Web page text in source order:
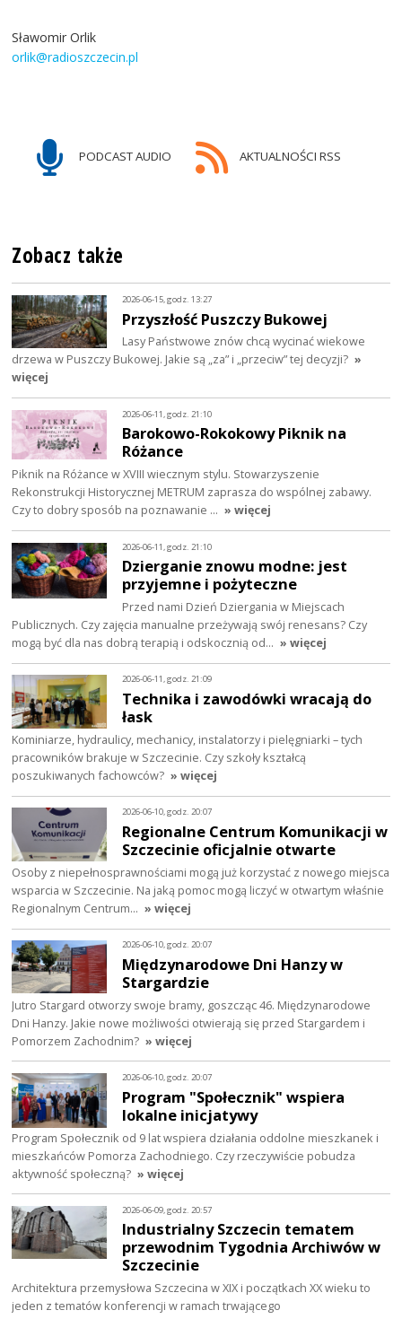
Sławomir Orlik
orlik@radioszczecin.pl
PODCAST AUDIO AKTUALNOŚCI RSS
Zobacz także
2026-06-15, godz. 13:27
Przyszłość Puszczy Bukowej
Lasy Państwowe znów chcą wycinać wiekowe
drzewa w Puszczy Bukowej. Jakie są „za” i „przeciw” tej decyzji? »
więcej
2026-06-11, godz. 21:10
Barokowo-Rokokowy Piknik na
Różance
Piknik na Różance w XVIII wiecznym stylu. Stowarzyszenie
Rekonstrukcji Historycznej METRUM zaprasza do wspólnej zabawy.
Czy to dobry sposób na poznawanie … » więcej
2026-06-11, godz. 21:10
Dzierganie znowu modne: jest
przyjemne i pożyteczne
Przed nami Dzień Dziergania w Miejscach
Publicznych. Czy zajęcia manualne przeżywają swój renesans? Czy
mogą być dla nas dobrą terapią i odskocznią od… » więcej
2026-06-11, godz. 21:09
Technika i zawodówki wracają do
łask
Kominiarze, hydraulicy, mechanicy, instalatorzy i pielęgniarki – tych
pracowników brakuje w Szczecinie. Czy szkoły kształcą
poszukiwanych fachowców? » więcej
2026-06-10, godz. 20:07
Regionalne Centrum Komunikacji w
Szczecinie oficjalnie otwarte
Osoby z niepełnosprawnościami mogą już korzystać z nowego miejsca
wsparcia w Szczecinie. Na jaką pomoc mogą liczyć w otwartym właśnie
Regionalnym Centrum… » więcej
2026-06-10, godz. 20:07
Międzynarodowe Dni Hanzy w
Stargardzie
Jutro Stargard otworzy swoje bramy, goszcząc 46. Międzynarodowe
Dni Hanzy. Jakie nowe możliwości otwierają się przed Stargardem i
Pomorzem Zachodnim? » więcej
2026-06-10, godz. 20:07
Program "Społecznik" wspiera
lokalne inicjatywy
Program Społecznik od 9 lat wspiera działania oddolne mieszkanek i
mieszkańców Pomorza Zachodniego. Czy rzeczywiście pobudza
aktywność społeczną? » więcej
2026-06-09, godz. 20:57
Industrialny Szczecin tematem
przewodnim Tygodnia Archiwów w
Szczecinie
Architektura przemysłowa Szczecina w XIX i początkach XX wieku to
jeden z tematów konferencji w ramach trwającego